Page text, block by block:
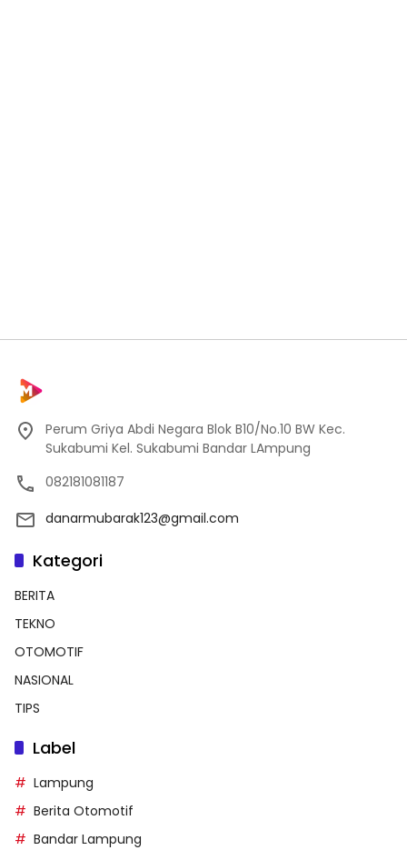
Perum Griya Abdi Negara Blok B10/No.10 BW Kec.
Sukabumi Kel. Sukabumi Bandar LAmpung
082181081187
danarmubarak123@gmail.com
Kategori
BERITA
TEKNO
OTOMOTIF
NASIONAL
TIPS
Label
Lampung
Berita Otomotif
Bandar Lampung